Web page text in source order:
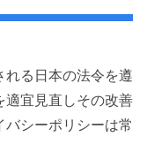
れる日本の法令を遵
適宜見直しその改善
シーポリシーは常